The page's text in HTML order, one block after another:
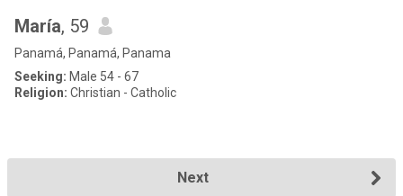
María, 59
Panamá, Panamá, Panama
Seeking: Male 54 - 67
Religion: Christian - Catholic
Next